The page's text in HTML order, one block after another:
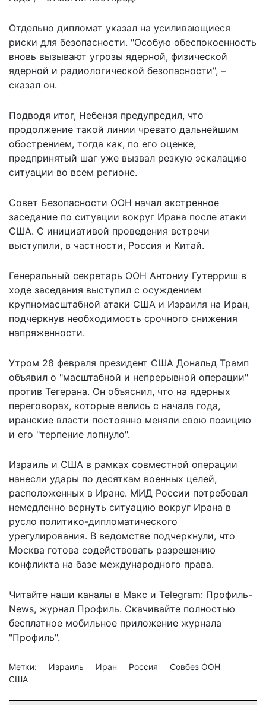
Отдельно дипломат указал на усиливающиеся
риски для безопасности. "Особую обеспокоенность
вновь вызывают угрозы ядерной, физической
ядерной и радиологической безопасности", –
сказал он.
Подводя итог, Небензя предупредил, что
продолжение такой линии чревато дальнейшим
обострением, тогда как, по его оценке,
предпринятый шаг уже вызвал резкую эскалацию
ситуации во всем регионе.
Совет Безопасности ООН начал экстренное
заседание по ситуации вокруг Ирана после атаки
США. С инициативой проведения встречи
выступили, в частности, Россия и Китай.
Генеральный секретарь ООН Антониу Гутерриш в
ходе заседания выступил с осуждением
крупномасштабной атаки США и Израиля на Иран,
подчеркнув необходимость срочного снижения
напряженности.
Утром 28 февраля президент США Дональд Трамп
объявил о "масштабной и непрерывной операции"
против Тегерана. Он объяснил, что на ядерных
переговорах, которые велись с начала года,
иранские власти постоянно меняли свою позицию
и его "терпение лопнуло".
Израиль и США в рамках совместной операции
нанесли удары по десяткам военных целей,
расположенных в Иране. МИД России потребовал
немедленно вернуть ситуацию вокруг Ирана в
русло политико-дипломатического
урегулирования. В ведомстве подчеркнули, что
Москва готова содействовать разрешению
конфликта на базе международного права.
Читайте наши каналы в Макс и Telegram: Профиль-
News, журнал Профиль. Скачивайте полностью
бесплатное мобильное приложение журнала
"Профиль".
Метки: Израиль Иран Россия
Совбез ООН
США